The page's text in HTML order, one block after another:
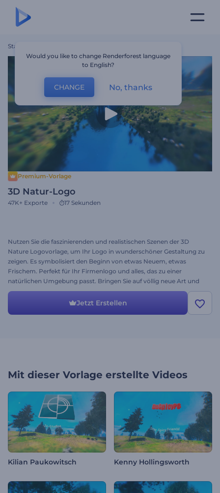
Startseite
Premium-Vorlage
3D Natur-Logo
47K+ Exporte 17 Sekunden
Nutzen Sie die faszinierenden und realistischen Szenen der 3D
Nature Logovorlage, um Ihr Logo in wunderschöner Gestaltung zu
zeigen. Es symbolisiert den Beginn von etwas Neuem, etwas
Frischem. Perfekt für Ihr Firmenlogo und alles, das zu einer
natürlichen Umgebung passt. Bringen Sie auf völlig neue Art und
Weise ein blühendes Frühlingsgefühl in Ihr Firmenlogo. Testen Sie
die Vorlage noch heute kostenlos!
Jetzt Erstellen
Mit dieser Vorlage erstellte Videos
Kilian Paukowitsch Kenny Hollingsworth
Would you like to change Renderforest language
to English?
CHANGE No, thanks